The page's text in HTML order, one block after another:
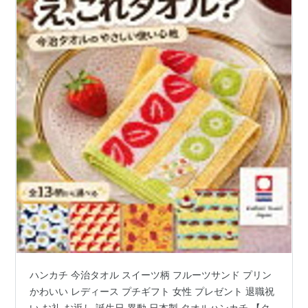
ハンカチ 今治タオル スイーツ柄 フルーツサンド プリン
かわいい レディース プチギフト 女性 プレゼント 退職祝